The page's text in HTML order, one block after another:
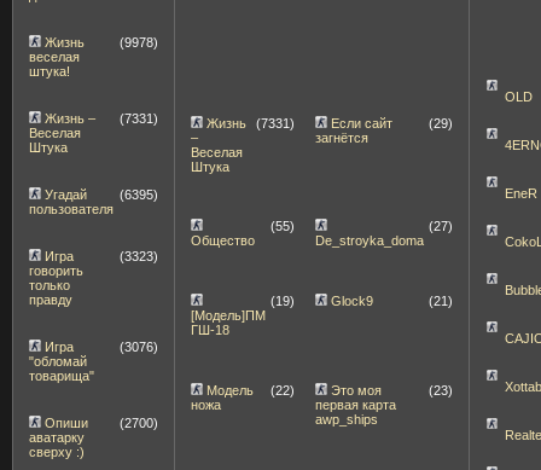
Жизнь
веселая
штука!
(9978)
Жизнь –
Веселая
Штука
(7331)
Угадай
пользователя
(6395)
Игра
говорить
только
правду
(3323)
Игра
"обломай
товарища"
(3076)
Опиши
аватарку
сверху :)
(2700)
Жизнь
–
Веселая
Штука
(7331)
Если сайт
загнётся
(29)
Общество
(55)
De_stroyka_doma
(27)
[Модель]ПМ
ГШ-18
(19) Glock9 (21)
Модель
ножа
(22)
Это моя
первая карта
awp_ships
(23)
OLD
EneR